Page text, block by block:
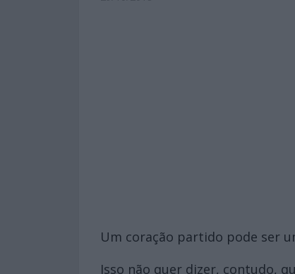
Um coração partido pode ser
Isso não quer dizer, contudo,